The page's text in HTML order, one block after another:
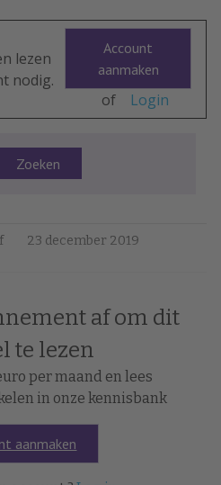
lezen
nodig.
Account
aanmaken
of Login
Zoeken
23 december 2019
af om dit
te lezen
per maand en lees
in onze kennisbank
aanmaken